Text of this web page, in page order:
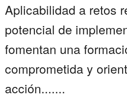
Aplicabilidad a retos
potencial de
fomentan una
comprometida y
acción.......